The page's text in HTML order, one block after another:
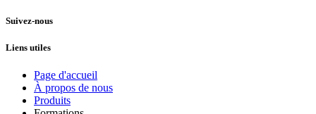
Suivez-nous
Liens utiles
Page d'accueil
À propos de nous
Produits